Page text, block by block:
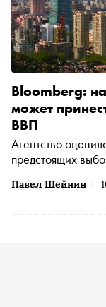
Павел Шейнин
Bloomberg:
может
ВВП
Агентство
предстоящих